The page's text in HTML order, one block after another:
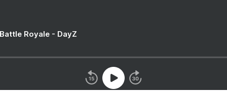
Royale - DayZ